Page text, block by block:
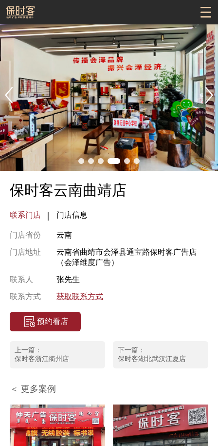
保时客云南曲靖店
联系门店 门店信息
门店省份 云南
门店地址
云南省曲靖市会泽县通宝路保时客广告店
（会泽维度广告）
联系人 张先生
联系方式 获取联系方式
预约看店
上一篇：
保时客浙江衢州店
下一篇：
保时客湖北武汉江夏店
＜ 更多案例